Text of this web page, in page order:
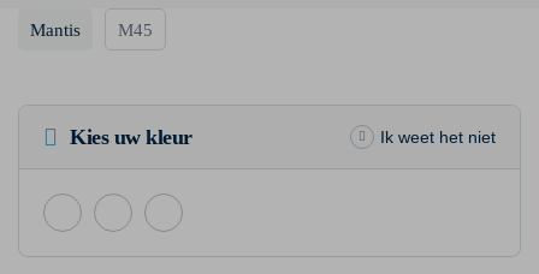
Mantis M45
Kies uw kleur Ik weet het niet